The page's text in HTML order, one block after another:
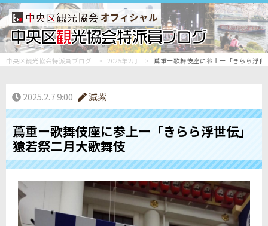
オフィシャル
中央区観光協会特派員ブログ 2025年2月 蔦重ー歌舞伎座に参上ー「きらら浮
2025.2.7 9:00 滅紫
蔦重ー歌舞伎座に参上ー「きらら浮世伝」
猿若祭二月大歌舞伎